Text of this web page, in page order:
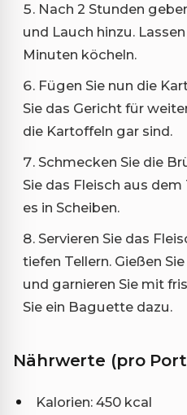
Nach 2 Stunden
und Lauch hinzu.
Minuten köcheln.
Fügen Sie nun die
Sie das Gericht für
die Kartoffeln gar sind.
Schmecken Sie die
Sie das Fleisch aus
es in Scheiben.
Servieren Sie das
tiefen Tellern. Gießen
und garnieren Sie mit
Sie ein Baguette dazu.
Nährwerte (pro
Kalorien: 450 kcal